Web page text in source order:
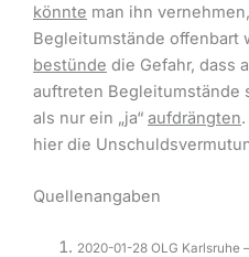
könnte man ihn
Begleitumstände offenbart
bestünde die Gefahr, dass
auftreten Begleitumstände
als nur ein „ja“ aufdrängten
hier die
Quellenangaben
2020-01-28 OLG Karlsruhe